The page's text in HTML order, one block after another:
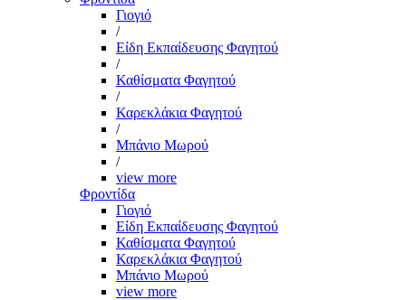
Γιογιό
/
Είδη Εκπαίδευσης Φαγητού
/
Καθίσματα Φαγητού
/
Καρεκλάκια Φαγητού
/
Μπάνιο Μωρού
/
view more
Φροντίδα
Γιογιό
Είδη Εκπαίδευσης Φαγητού
Καθίσματα Φαγητού
Καρεκλάκια Φαγητού
Μπάνιο Μωρού
view more